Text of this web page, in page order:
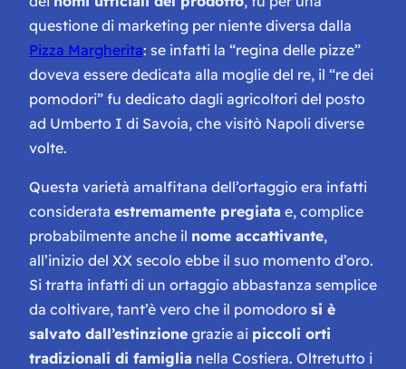
questione di marketing per niente diversa dalla
Pizza Margherita: se infatti la “regina delle pizze”
doveva essere dedicata alla moglie del re, il “re dei
pomodori” fu dedicato dagli agricoltori del posto
ad Umberto I di Savoia, che visitò Napoli diverse
volte.
Questa varietà amalfitana dell’ortaggio era infatti
considerata estremamente pregiata e, complice
probabilmente anche il nome accattivante,
all’inizio del XX secolo ebbe il suo momento d’oro.
Si tratta infatti di un ortaggio abbastanza semplice
da coltivare, tant’è vero che il pomodoro si è
salvato dall’estinzione grazie ai piccoli orti
tradizionali di famiglia nella Costiera. Oltretutto i